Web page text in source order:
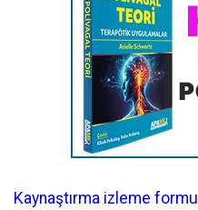
Kaynaştırma izleme formu